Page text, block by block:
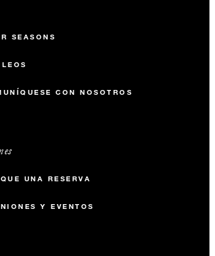
SEASONS
CON NOSOTROS
UNA RESERVA
Y EVENTOS